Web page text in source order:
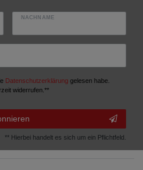
NACHNAME
Daten­schutz­erklärung gelesen habe.
widerrufen.**
** Hierbei handelt es sich um ein Pflichtfeld.